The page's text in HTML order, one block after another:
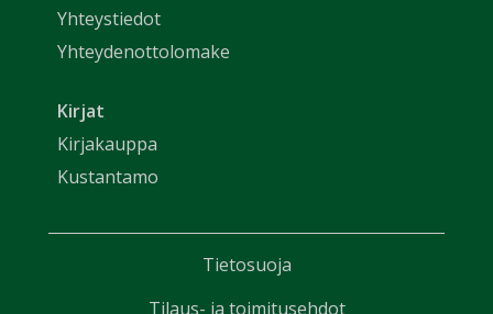
Yhteystiedot
Yhteydenottolomake
Kirjat
Kirjakauppa
Kustantamo
Tietosuoja
Tilaus- ja toimitusehdot